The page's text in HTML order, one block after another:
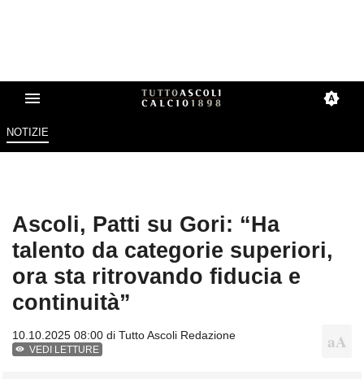
NOTIZIE
Ascoli, Patti su Gori: “Ha
talento da categorie superiori,
ora sta ritrovando fiducia e
continuità”
10.10.2025 08:00 di Tutto Ascoli Redazione
VEDI LETTURE